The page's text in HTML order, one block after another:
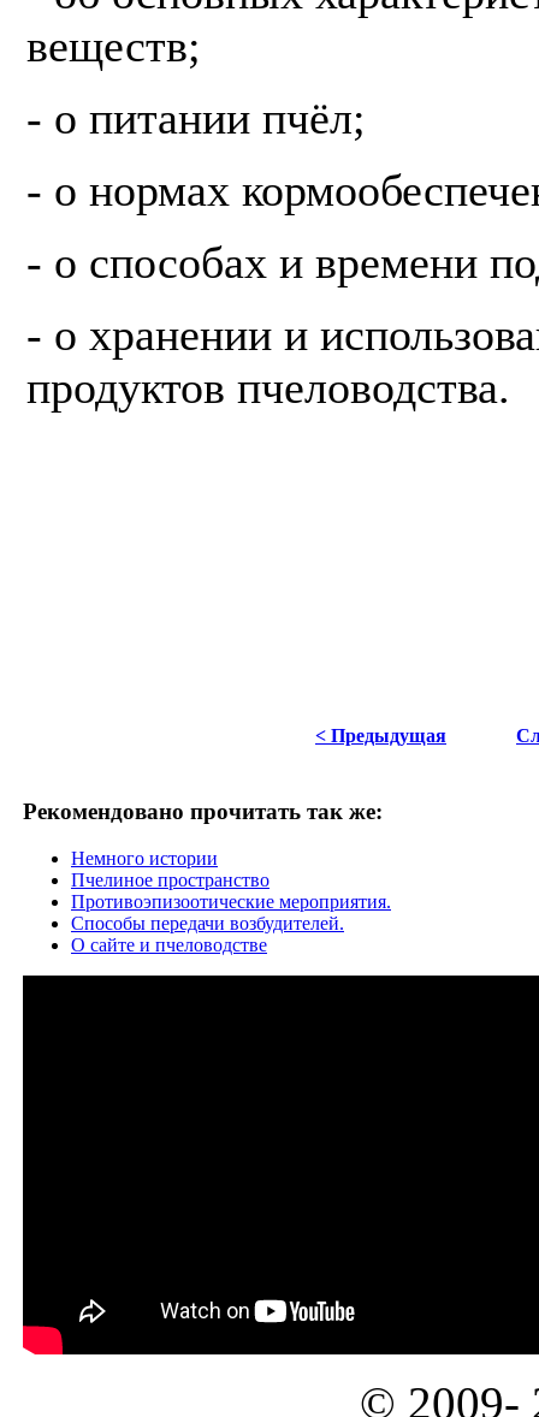
веществ;
- о питании пчёл;
- о нормах
- о способах и времени
- о хранении и
продуктов пчеловодства.
< Предыдущая
Рекомендовано прочитать так же:
Немного истории
Пчелиное пространство
Противоэпизоотические мероприятия.
Способы передачи возбудителей.
О сайте и пчеловодстве
© 2009-